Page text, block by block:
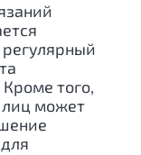
Кроме того,
лиц может